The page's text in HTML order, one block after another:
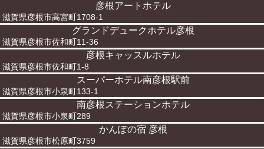
彦根アートホテル
滋賀県彦根市高宮町1708-1
グランドデュークホテル彦根
滋賀県彦根市佐和町11-36
彦根キャッスルホテル
滋賀県彦根市佐和町1-8
スーパーホテル南彦根駅前
滋賀県彦根市小泉町133-1
南彦根ステーションホテル
滋賀県彦根市小泉町289
かんぽの宿 彦根
滋賀県彦根市松原町3759